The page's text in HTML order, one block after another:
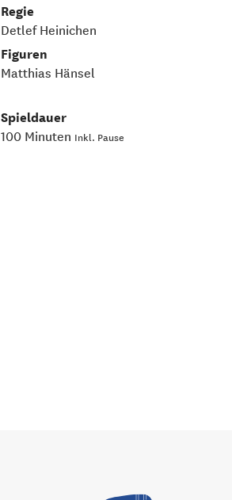
Regie
Detlef Heinichen
Figuren
Matthias Hänsel
Spieldauer
100 Minuten Inkl. Pause